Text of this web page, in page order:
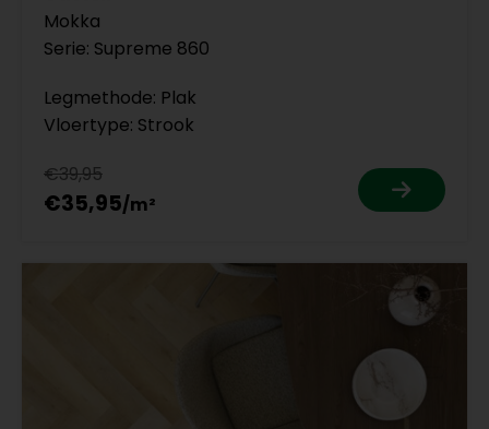
Mokka
Serie: Supreme 860
Legmethode: Plak
Vloertype: Strook
€39,95
€35,95